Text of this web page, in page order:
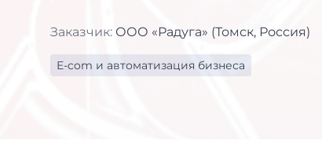
Заказчик: ООО «Радуга» (Томск, Россия)
E-com и автоматизация бизнеса